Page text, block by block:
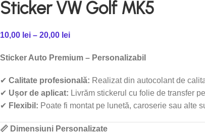
Sticker VW Golf MK5
10,00 lei – 20,00 lei
Sticker Auto Premium – Personalizabil
✔ Calitate profesională: Realizat din autocolant de
✔ Ușor de aplicat: Livrăm stickerul cu folie de transfer
✔ Flexibil: Poate fi montat pe lunetă, caroserie sau alte
📏 Dimensiuni Personalizate